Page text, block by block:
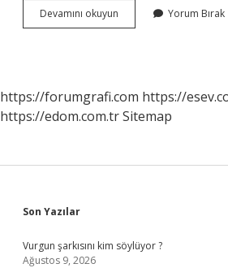
Devamını okuyun
Terbiye
Yorum Bırak
https://forumgrafi.com https://
https://edom.com.trSitemap
Sidebar
Son Yazılar
Vurgun şarkısını kim söylüyor ?
Ağustos 9, 2026